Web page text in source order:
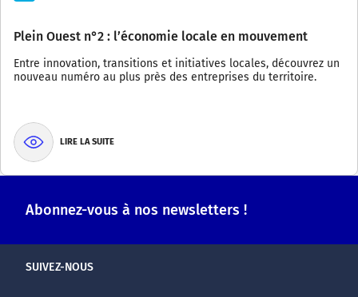
Plein Ouest n°2 : l’économie locale en mouvement
Entre innovation, transitions et initiatives locales, découvrez un
nouveau numéro au plus près des entreprises du territoire.
LIRE LA SUITE
Abonnez-vous à nos newsletters !
SUIVEZ-NOUS